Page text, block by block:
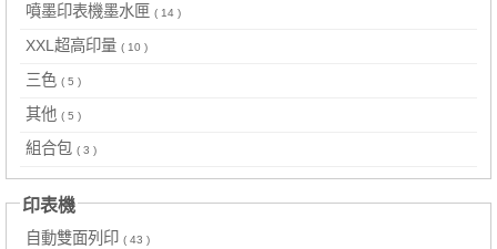
噴墨印表機墨水匣 ( 14 )
XXL超高印量 ( 10 )
三色 ( 5 )
其他 ( 5 )
組合包 ( 3 )
印表機
自動雙面列印 ( 43 )